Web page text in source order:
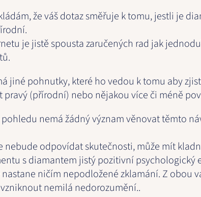
že váš dotaz směřuje k tomu, jestli je
je jistě spousta zaručených rad jak
jiné pohnutky, které ho vedou k tomu aby
pravý (přírodní) nebo nějakou více či méně
nemá žádný význam věnovat těmto
nebude odpovídat skutečnosti, může mít
s diamantem jistý pozitivní psychologický
ničím nepodložené zklamání. Z obou
nemilá nedorozumění..